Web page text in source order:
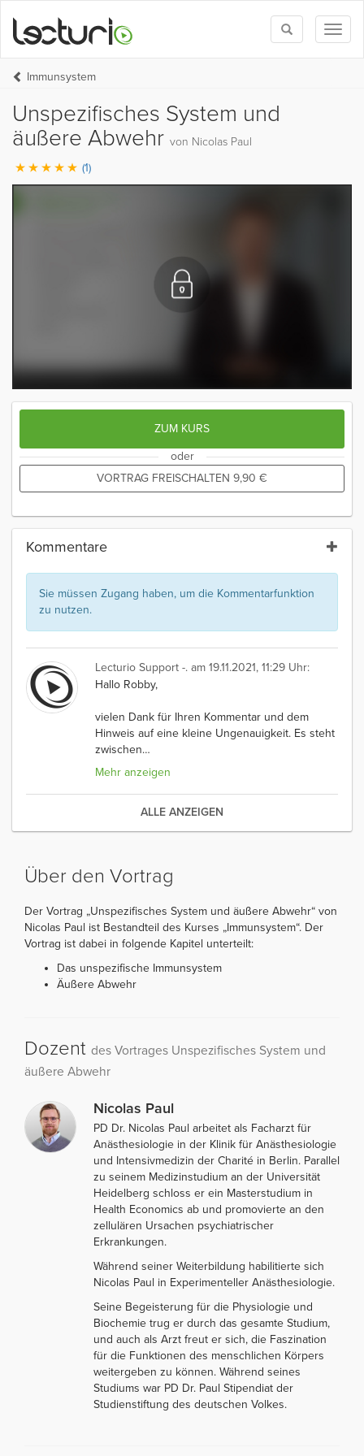
Toggle
search
Immunsystem
Unspezifisches System und
äußere Abwehr von Nicolas Paul
(1)
ZUM KURS
oder
VORTRAG FREISCHALTEN 9,90 €
Kommentare
Sie müssen Zugang haben, um die Kommentarfunktion
zu nutzen.
Lecturio Support -. am 19.11.2021, 11:29 Uhr:
Hallo Robby,
vielen Dank für Ihren Kommentar und dem
Hinweis auf eine kleine Ungenauigkeit. Es steht
zwischen…
Mehr anzeigen
ALLE ANZEIGEN
Über den Vortrag
Der Vortrag „Unspezifisches System und äußere Abwehr“ von
Nicolas Paul ist Bestandteil des Kurses „Immunsystem“. Der
Vortrag ist dabei in folgende Kapitel unterteilt:
Das unspezifische Immunsystem
Äußere Abwehr
Dozent des Vortrages Unspezifisches System und
äußere Abwehr
Nicolas Paul
PD Dr. Nicolas Paul arbeitet als Facharzt für
Anästhesiologie in der Klinik für Anästhesiologie
und Intensivmedizin der Charité in Berlin. Parallel
zu seinem Medizinstudium an der Universität
Heidelberg schloss er ein Masterstudium in
Health Economics ab und promovierte an den
zellulären Ursachen psychiatrischer
Erkrankungen.
Während seiner Weiterbildung habilitierte sich
Nicolas Paul in Experimenteller Anästhesiologie.
Seine Begeisterung für die Physiologie und
Biochemie trug er durch das gesamte Studium,
und auch als Arzt freut er sich, die Faszination
für die Funktionen des menschlichen Körpers
weitergeben zu können. Während seines
Studiums war PD Dr. Paul Stipendiat der
Studienstiftung des deutschen Volkes.